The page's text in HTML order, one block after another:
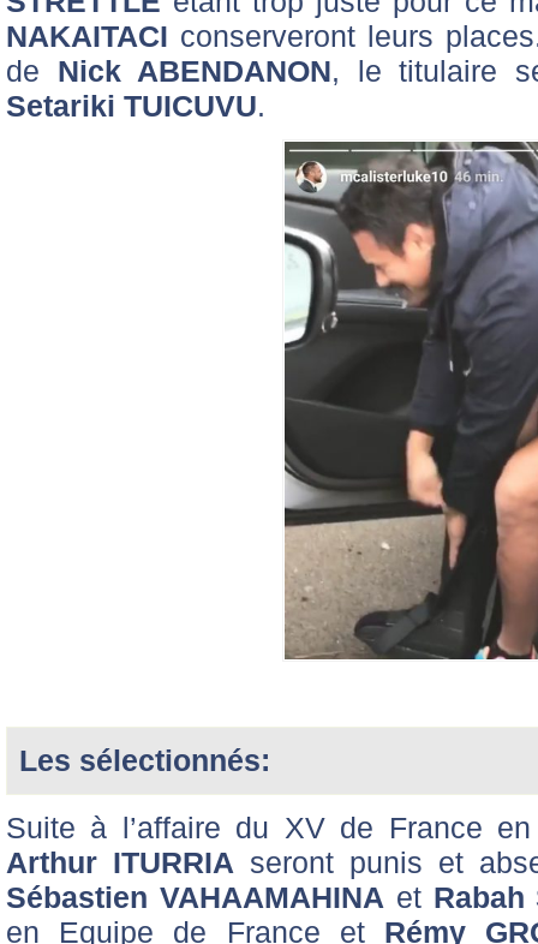
NAKAITACI conserveront leurs
de Nick ABENDANON, le titulaire
Setariki TUICUVU.
Les sélectionnés:
Suite à l’affaire du XV de France
Arthur ITURRIA seront punis et
Sébastien VAHAAMAHINA et Rabah
en Equipe de France et Rémy